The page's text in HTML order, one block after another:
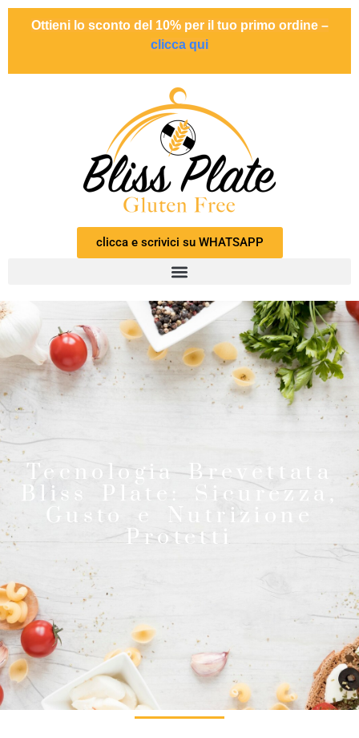
Ottieni lo sconto del 10% per il tuo primo ordine –
clicca qui
clicca e scrivici su WHATSAPP
Tecnologia Brevettata
Bliss Plate: Sicurezza,
Gusto e Nutrizione
Protetti